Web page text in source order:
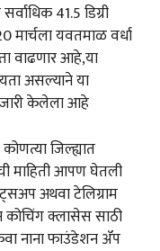
41.5 डिग्री
मार्चला यवतमाळ वर्धा
वाढणार आहे,या
असल्याने या
जारी केलेला आहे
जिल्ह्यात
माहिती आपण घेतली
अथवा टेलिग्राम
कोचिंग क्लासेस साठी
नाना फाउंडेशन ॲप